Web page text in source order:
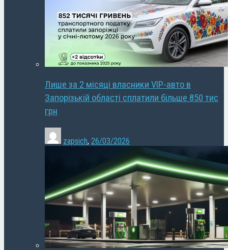
Лише за 2 місяці власники VIP-авто в
Запорізькій області сплатили більше 850 тис
грн
zapsich, 26/03/2026